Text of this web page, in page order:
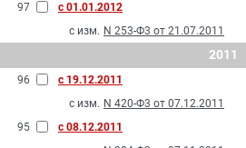
97
с 01.01.2012
с изм. N 253-Ф3 от 21.07.2011
2011
96
с 19.12.2011
с изм. N 420-Ф3 от 07.12.2011
95
с 08.12.2011